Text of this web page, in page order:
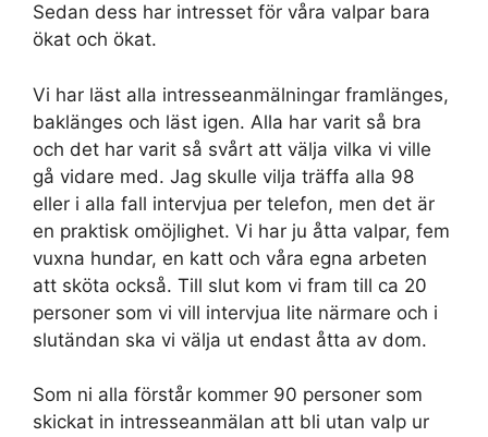
Sedan dess har intresset för våra valpar bara
ökat och ökat.
Vi har läst alla intresseanmälningar framlänges,
baklänges och läst igen. Alla har varit så bra
och det har varit så svårt att välja vilka vi ville
gå vidare med. Jag skulle vilja träffa alla 98
eller i alla fall intervjua per telefon, men det är
en praktisk omöjlighet. Vi har ju åtta valpar, fem
vuxna hundar, en katt och våra egna arbeten
att sköta också. Till slut kom vi fram till ca 20
personer som vi vill intervjua lite närmare och i
slutändan ska vi välja ut endast åtta av dom.
Som ni alla förstår kommer 90 personer som
skickat in intresseanmälan att bli utan valp ur